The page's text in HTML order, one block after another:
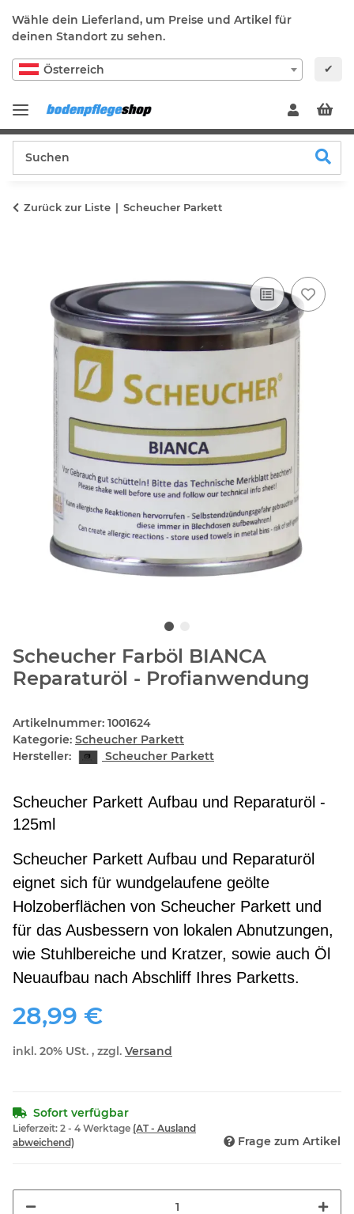
Wähle dein Lieferland, um Preise und Artikel für
deinen Standort zu sehen.
Österreich ✔
Zurück zur Liste Scheucher Parkett
Scheucher Farböl BIANCA
Reparaturöl - Profianwendung
Artikelnummer: 1001624
Kategorie: Scheucher Parkett
Hersteller:
Scheucher Parkett
Scheucher Parkett Aufbau und Reparaturöl -
125ml
Scheucher Parkett Aufbau und Reparaturöl
eignet sich für wundgelaufene geölte
Holzoberflächen von Scheucher Parkett und
für das Ausbessern von lokalen Abnutzungen,
wie Stuhlbereiche und Kratzer, sowie auch Öl
Neuaufbau nach Abschliff Ihres Parketts.
28,99 €
inkl. 20% USt. , zzgl. Versand
Sofort verfügbar
Lieferzeit: 2 - 4 Werktage (AT - Ausland
abweichend)
Frage zum Artikel